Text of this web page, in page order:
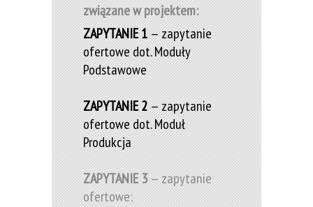
związane w projektem:
ZAPYTANIE 1— zapytanie
ofertowe dot. Moduły
Podstawowe
ZAPYTANIE 2— zapytanie
ofertowe dot. Moduł
Produkcja
ZAPYTANIE 3— zapytanie
ofertowe: